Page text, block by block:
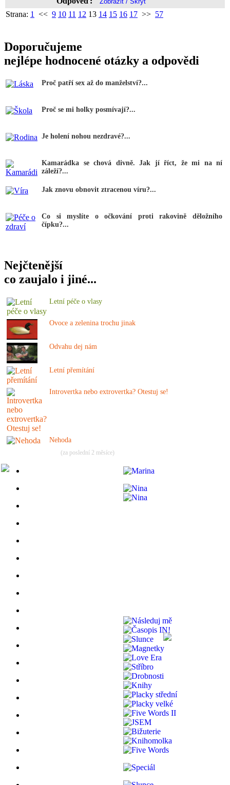
Strana: 1 << 9 10 11 12 13 14 15 16 17 >> 57
Doporučujeme
nejlépe hodnocené otázky a odpovědi
Proč patří sex až do manželství?...
Proč se mi holky posmívají?...
Je holení nohou nezdravé?...
Kamarádka se chová divně. Jak jí říct, že mi na ní
záleží?...
Jak znovu obnovit ztracenou víru?...
Co si myslíte o očkování proti rakovině děložního
čípku?...
Nejčtenější
co zaujalo i jiné...
Letní péče o vlasy
Ovoce a zelenina trochu jinak
Odvahu dej nám
Letní přemítání
Introvertka nebo extrovertka? Otestuj se!
Nehoda
(za poslední 2 měsíce)